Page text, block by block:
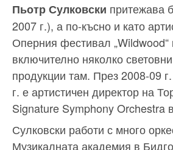
Пьотр Сулковски притежава
2007 г.), а по-късно и като
Оперния фестивал
включително няколко
продукции там. През 2008-09
г. е артистичен директор на
Signature Symphony
Сулковски работи с много
Музикалната академия в